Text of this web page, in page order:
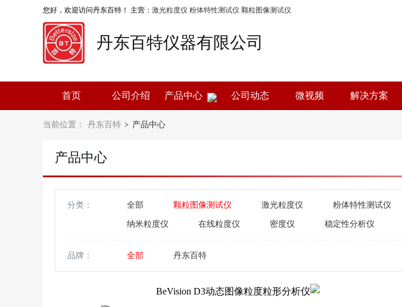
您好，欢迎访问丹东百特！ 主营： 激光粒度仪 粉体特性测试仪 颗粒图像测试仪
丹东百特仪器有限公司
首页 公司介绍 产品中心 公司动态 微视频 解决方案
当前位置： 丹东百特 > 产品中心
产品中心
分类： 全部 颗粒图像测试仪 激光粒度仪 粉体特性测试仪
纳米粒度仪 在线粒度仪 密度仪 稳定性分析仪
颗粒计数器 色谱仪
品牌： 全部 丹东百特
BeVision D3动态图像粒度粒形分析仪